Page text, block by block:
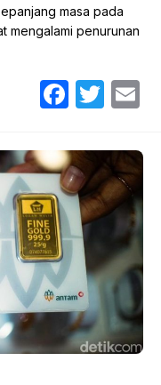
masa pada
mengalami penurunan